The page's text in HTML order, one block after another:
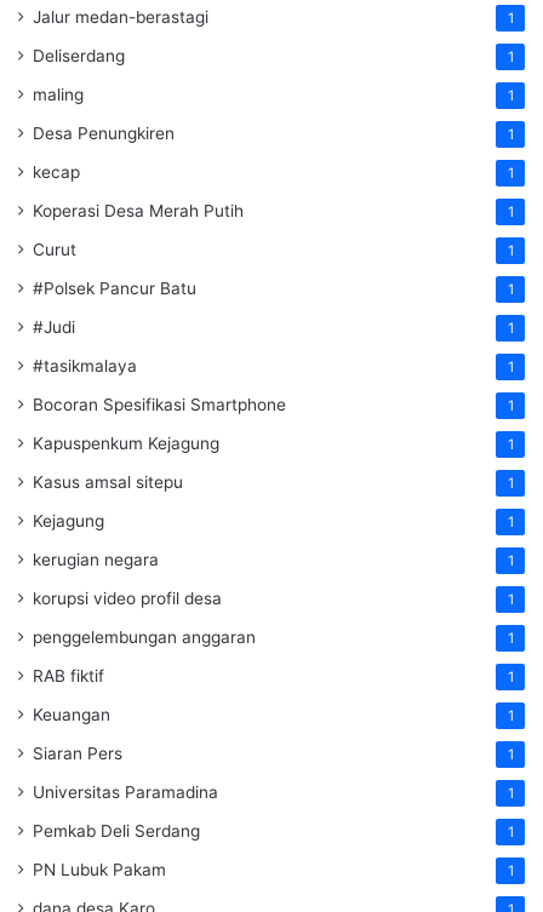
Jalur medan-berastagi 1
Deliserdang 1
maling 1
Desa Penungkiren 1
kecap 1
Koperasi Desa Merah Putih 1
Curut 1
#Polsek Pancur Batu 1
#Judi 1
#tasikmalaya 1
Bocoran Spesifikasi Smartphone 1
Kapuspenkum Kejagung 1
Kasus amsal sitepu 1
Kejagung 1
kerugian negara 1
korupsi video profil desa 1
penggelembungan anggaran 1
RAB fiktif 1
Keuangan 1
Siaran Pers 1
Universitas Paramadina 1
Pemkab Deli Serdang 1
PN Lubuk Pakam 1
dana desa Karo